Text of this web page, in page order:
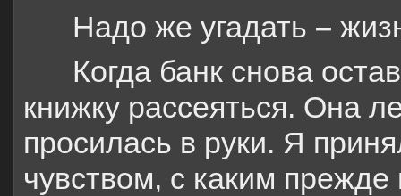
Надо же угадать –
Когда банк снова
книжку рассеяться. Она
просилась в руки. Я
чувством, с каким